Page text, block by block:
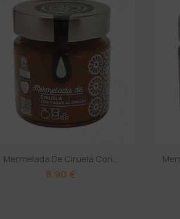
Mermelada De Ciruela Con...
8,90 €